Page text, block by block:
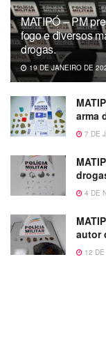
MATIPÓ – PM
fogo e diversos
drogas.
19 DE JANEIRO DE
arma
7 DE
4 DE
autor
12